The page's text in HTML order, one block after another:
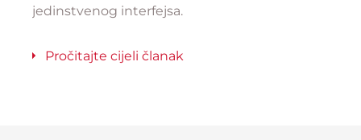
jedinstvenog interfejsa.
Pročitajte cijeli članak